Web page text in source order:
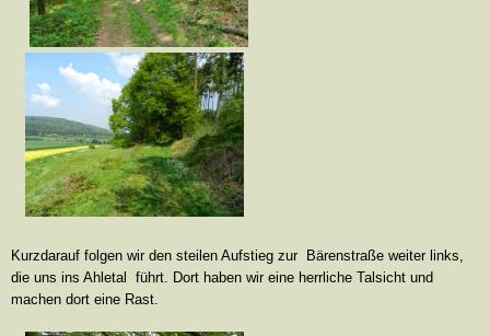
Kurzdarauf folgen wir den steilen Aufstieg zur Bärenstraße weiter links,
die uns ins Ahletal führt. Dort haben wir eine herrliche Talsicht und
machen dort eine Rast.